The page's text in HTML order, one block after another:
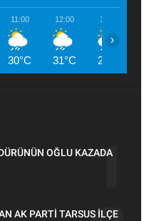
11:00
30°C
12:00
31°C
13:00
29°C
›
OĞLU KAZADA
İLÇE